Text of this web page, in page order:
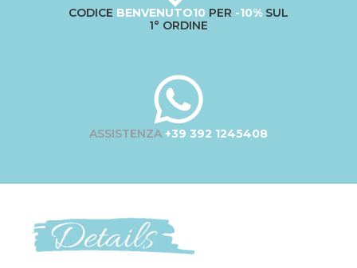
CODICE BENVENUTO10 PER -10% SUL
1° ORDINE
ASSISTENZA +39 392 1245408